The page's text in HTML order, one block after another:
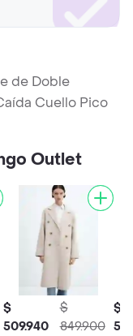
de Doble
Cuello Pico
Outlet
$
509.940
$
849.900
$